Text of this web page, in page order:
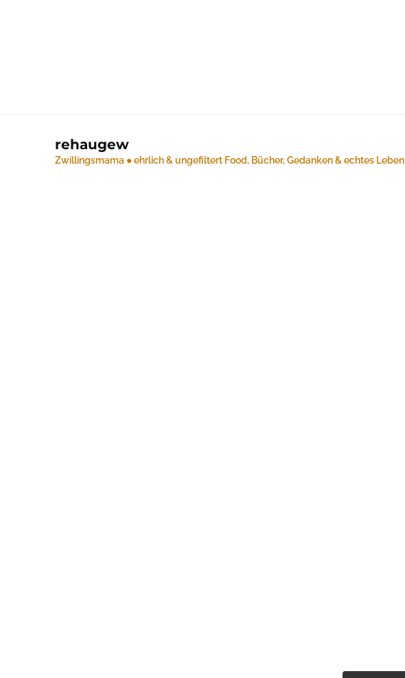
rehaugew
Zwillingsmama ● ehrlich & ungefiltert Food, Bücher, Gedanken & echtes Leben